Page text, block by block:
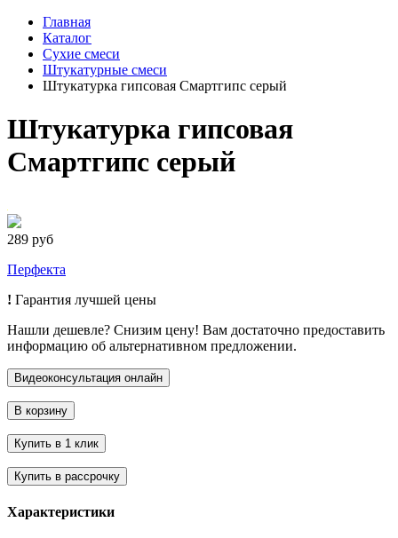
Главная
Каталог
Сухие смеси
Штукатурные смеси
Штукатурка гипсовая Смартгипс серый
Штукатурка гипсовая
Смартгипс серый
289 руб
Перфекта
! Гарантия лучшей цены
Нашли дешевле? Снизим цену! Вам достаточно предоставить
информацию об альтернативном предложении.
Характеристики